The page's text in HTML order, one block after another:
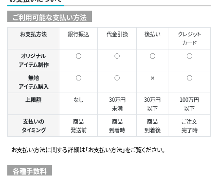
ご利用可能な支払い方法
お支払方法 銀行振込 代金引換 後払い
クレジット
カード
オリジナル
アイテム制作
○ ○ ○ ◯
無地
アイテム購入
○ ○ ✕ ○
上限額 なし
30万円
未満
30万円
以下
100万円
以下
支払いの
タイミング
商品
発送前
商品
到着時
商品
到着後
ご注文
完了時
お支払い方法に関する詳細は「お支払い方法」をご覧ください。
各種手数料